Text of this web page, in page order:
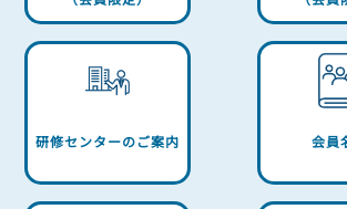
研修センターのご案内 会員